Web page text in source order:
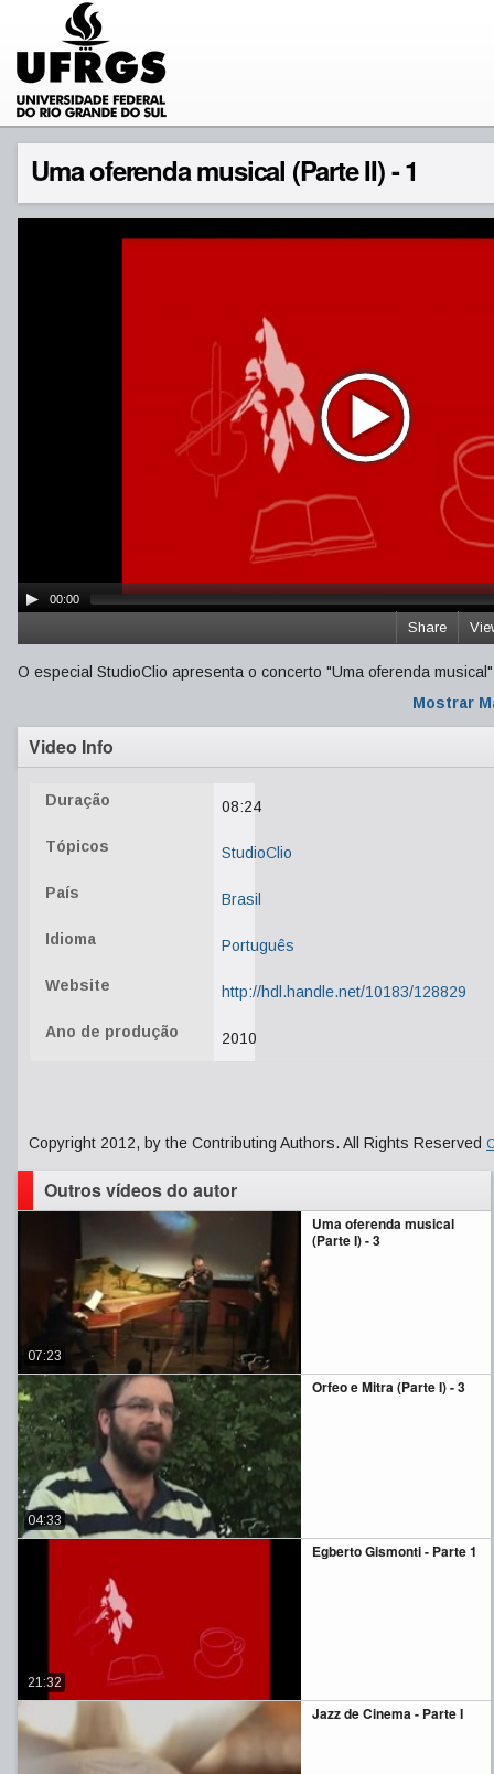
Uma oferenda musical (Parte II) - 1
00:00
Share
O especial StudioClio apresenta o concerto "Uma oferenda
Mostrar
Video Info
Duração 08:24
Tópicos StudioClio
País Brasil
Idioma Português
Website http://hdl.handle.net/10183/128829
Ano de produção 2010
Copyright 2012, by the Contributing Authors. All Rights Reserved
Outros vídeos do autor
Uma oferenda musical
(Parte I) - 3
07:23
Orfeo e Mitra (Parte I) - 3
04:33
Egberto Gismonti - Parte 1
21:32
Jazz de Cinema - Parte I